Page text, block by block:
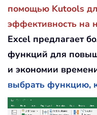
помощью Kutools
эффективность на
Excel предлагает
функций для
и экономии
выбрать функцию,